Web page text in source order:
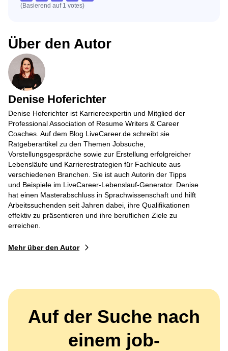
(Basierend auf 1 votes)
Über den Autor
Denise Hoferichter
Denise Hoferichter ist Karriereexpertin und Mitglied der
Professional Association of Resume Writers & Career
Coaches. Auf dem Blog LiveCareer.de schreibt sie
Ratgeberartikel zu den Themen Jobsuche,
Vorstellungsgespräche sowie zur Erstellung erfolgreicher
Lebensläufe und Karrierestrategien für Fachleute aus
verschiedenen Branchen. Sie ist auch Autorin der Tipps
und Beispiele im LiveCareer-Lebenslauf-Generator. Denise
hat einen Masterabschluss in Sprachwissenschaft und hilft
Arbeitssuchenden seit Jahren dabei, ihre Qualifikationen
effektiv zu präsentieren und ihre beruflichen Ziele zu
erreichen.
Mehr über den Autor
Auf der Suche nach
einem job-